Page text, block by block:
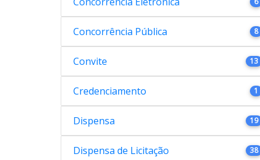
Concorrência Pública 8
Convite 13
Credenciamento 1
Dispensa 19
Dispensa de Licitação 38